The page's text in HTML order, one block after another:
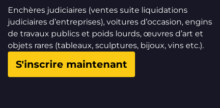
Enchères judiciaires (ventes suite liquidations
judiciaires d’entreprises), voitures d’occasion, engins
de travaux publics et poids lourds, œuvres d’art et
objets rares (tableaux, sculptures, bijoux, vins etc.).
S'inscrire maintenant